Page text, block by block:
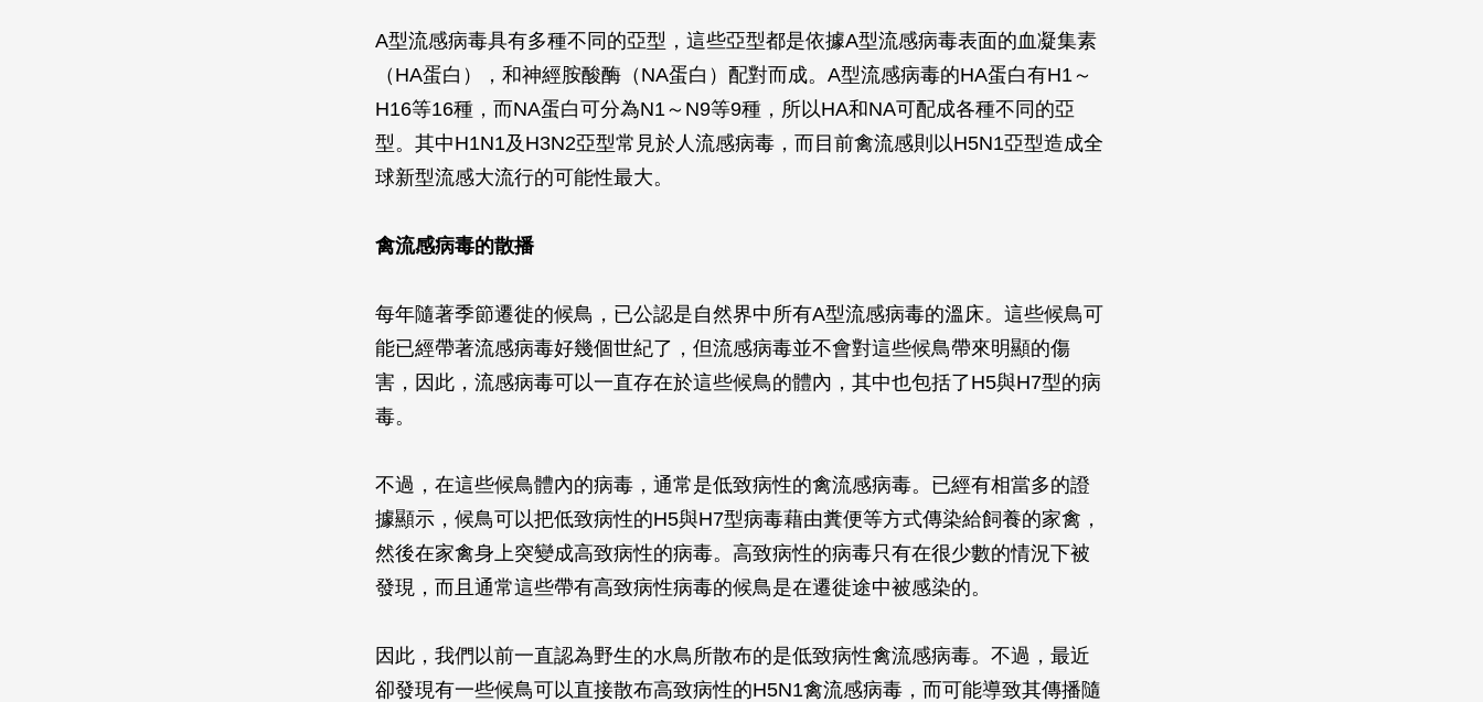
A型流感病毒具有多種不同的亞型，這些亞型都是依據A型流感病毒表面的血凝集素
（HA蛋白），和神經胺酸酶（NA蛋白）配對而成。A型流感病毒的HA蛋白有H1～
H16等16種，而NA蛋白可分為N1～N9等9種，所以HA和NA可配成各種不同的亞
型。其中H1N1及H3N2亞型常見於人流感病毒，而目前禽流感則以H5N1亞型造成全
球新型流感大流行的可能性最大。
禽流感病毒的散播
每年隨著季節遷徙的候鳥，已公認是自然界中所有A型流感病毒的溫床。這些候鳥可
能已經帶著流感病毒好幾個世紀了，但流感病毒並不會對這些候鳥帶來明顯的傷
害，因此，流感病毒可以一直存在於這些候鳥的體內，其中也包括了H5與H7型的病
毒。
不過，在這些候鳥體內的病毒，通常是低致病性的禽流感病毒。已經有相當多的證
據顯示，候鳥可以把低致病性的H5與H7型病毒藉由糞便等方式傳染給飼養的家禽，
然後在家禽身上突變成高致病性的病毒。高致病性的病毒只有在很少數的情況下被
發現，而且通常這些帶有高致病性病毒的候鳥是在遷徙途中被感染的。
因此，我們以前一直認為野生的水鳥所散布的是低致病性禽流感病毒。不過，最近
卻發現有一些候鳥可以直接散布高致病性的H5N1禽流感病毒，而可能導致其傳播隨